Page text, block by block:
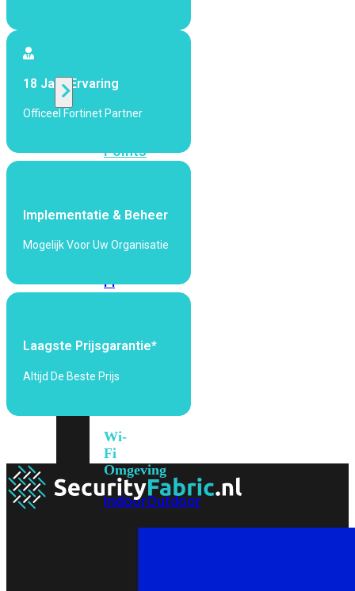
Alle
Points
Fi
Fi
Fi
6E
Fi
Wi-
Fi
Omgeving
IndoorOutdoor
18 Jaar Ervaring
Officeel Fortinet Partner
Implementatie & Beheer
Mogelijk Voor Uw Organisatie
Laagste Prijsgarantie*
Altijd De Beste Prijs